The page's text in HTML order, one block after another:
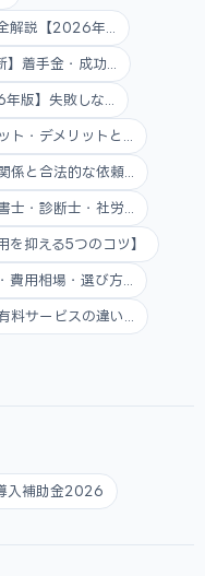
解説【2026年...
着手金・成功...
版】失敗しな...
・デメリットと...
と合法的な依頼...
・診断士・社労...
抑える5つのコツ】
用相場・選び方...
サービスの違い...
入補助金2026